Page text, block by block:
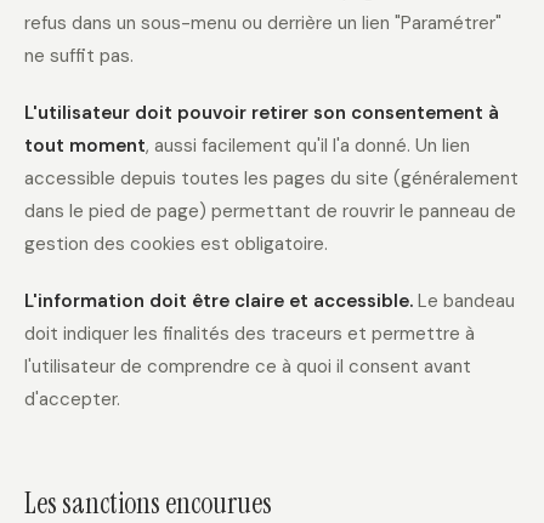
refus dans un sous-menu ou derrière un lien "Paramétrer"
ne suffit pas.
L'utilisateur doit pouvoir retirer son consentement à
tout moment, aussi facilement qu'il l'a donné. Un lien
accessible depuis toutes les pages du site (généralement
dans le pied de page) permettant de rouvrir le panneau de
gestion des cookies est obligatoire.
L'information doit être claire et accessible. Le bandeau
doit indiquer les finalités des traceurs et permettre à
l'utilisateur de comprendre ce à quoi il consent avant
d'accepter.
Les sanctions encourues